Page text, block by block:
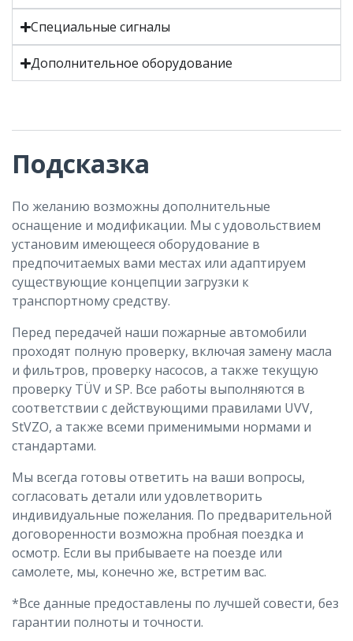
Специальные сигналы
Дополнительное оборудование
Подсказка
По желанию возможны дополнительные
оснащение и модификации. Мы с удовольствием
установим имеющееся оборудование в
предпочитаемых вами местах или адаптируем
существующие концепции загрузки к
транспортному средству.
Перед передачей наши пожарные автомобили
проходят полную проверку, включая замену масла
и фильтров, проверку насосов, а также текущую
проверку TÜV и SP. Все работы выполняются в
соответствии с действующими правилами UVV,
StVZO, а также всеми применимыми нормами и
стандартами.
Мы всегда готовы ответить на ваши вопросы,
согласовать детали или удовлетворить
индивидуальные пожелания. По предварительной
договоренности возможна пробная поездка и
осмотр. Если вы прибываете на поезде или
самолете, мы, конечно же, встретим вас.
*Все данные предоставлены по лучшей совести, без
гарантии полноты и точности.